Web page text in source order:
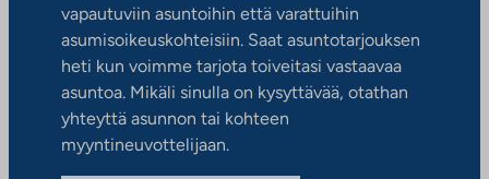
vapautuviin asuntoihin että varattuihin
asumisoikeuskohteisiin. Saat asuntotarjouksen
heti kun voimme tarjota toiveitasi vastaavaa
asuntoa. Mikäli sinulla on kysyttävää, otathan
yhteyttä asunnon tai kohteen
myyntineuvottelijaan.